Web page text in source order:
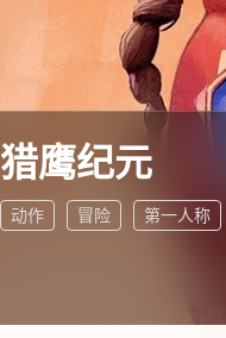
猎鹰纪元
动作 冒险 第一人称